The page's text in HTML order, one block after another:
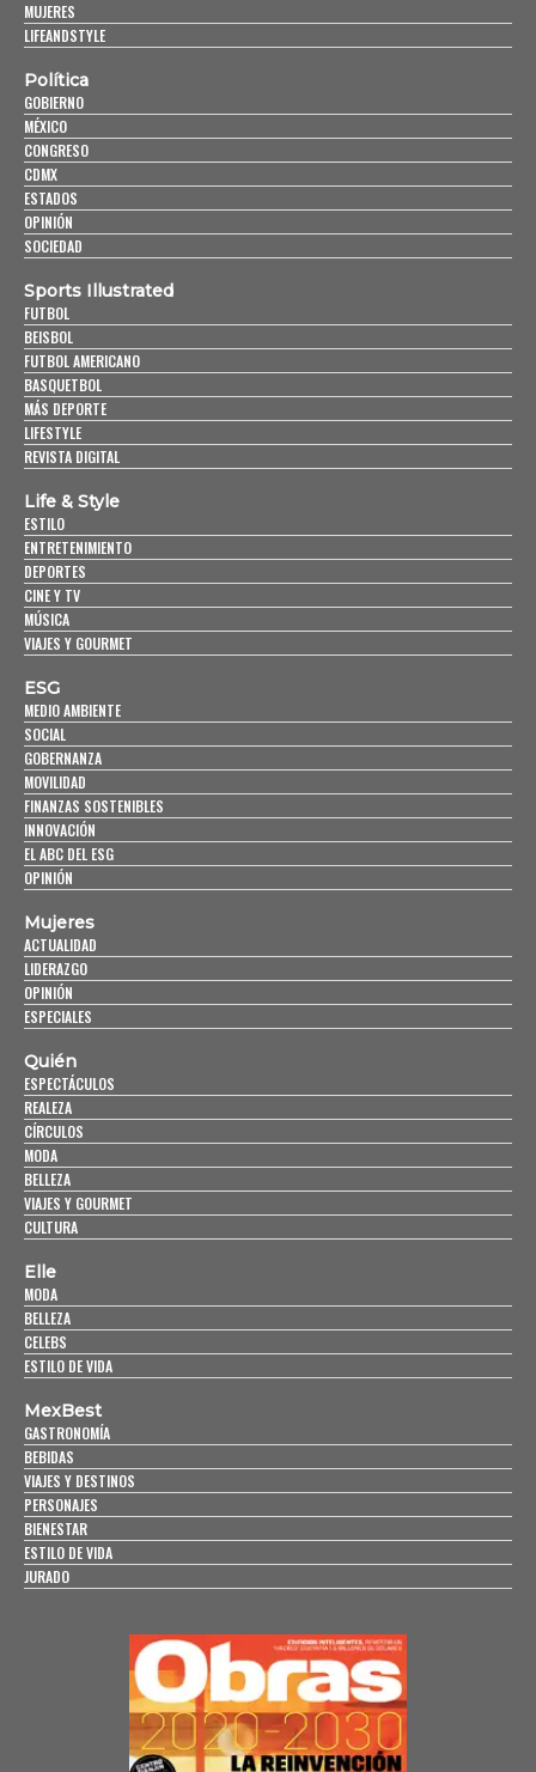
MUJERES
LIFEANDSTYLE
Política
GOBIERNO
MÉXICO
CONGRESO
CDMX
ESTADOS
OPINIÓN
SOCIEDAD
Sports Illustrated
FUTBOL
BEISBOL
FUTBOL AMERICANO
BASQUETBOL
MÁS DEPORTE
LIFESTYLE
REVISTA DIGITAL
Life & Style
ESTILO
ENTRETENIMIENTO
DEPORTES
CINE Y TV
MÚSICA
VIAJES Y GOURMET
ESG
MEDIO AMBIENTE
SOCIAL
GOBERNANZA
MOVILIDAD
FINANZAS SOSTENIBLES
INNOVACIÓN
EL ABC DEL ESG
OPINIÓN
Mujeres
ACTUALIDAD
LIDERAZGO
OPINIÓN
ESPECIALES
Quién
ESPECTÁCULOS
REALEZA
CÍRCULOS
MODA
BELLEZA
VIAJES Y GOURMET
CULTURA
Elle
MODA
BELLEZA
CELEBS
ESTILO DE VIDA
MexBest
GASTRONOMÍA
BEBIDAS
VIAJES Y DESTINOS
PERSONAJES
BIENESTAR
ESTILO DE VIDA
JURADO